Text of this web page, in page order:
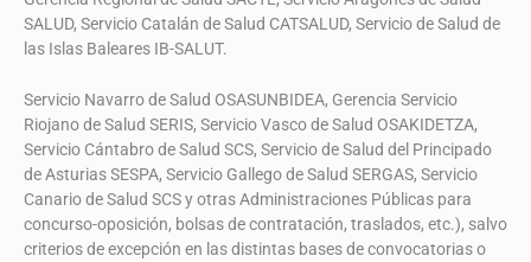
SALUD, Servicio Catalán de Salud CATSALUD, Servicio de Salud de
las Islas Baleares IB-SALUT.
Servicio Navarro de Salud OSASUNBIDEA, Gerencia Servicio
Riojano de Salud SERIS, Servicio Vasco de Salud OSAKIDETZA,
Servicio Cántabro de Salud SCS, Servicio de Salud del Principado
de Asturias SESPA, Servicio Gallego de Salud SERGAS, Servicio
Canario de Salud SCS y otras Administraciones Públicas para
concurso-oposición, bolsas de contratación, traslados, etc.), salvo
criterios de excepción en las distintas bases de convocatorias o